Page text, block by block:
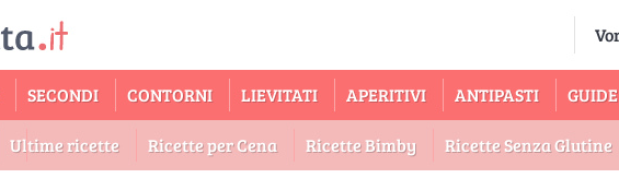
SECONDI CONTORNI LIEVITATI APERITIVI ANTIPASTI GUIDE
Ultime ricette Ricette per Cena Ricette Bimby Ricette Senza Glutine